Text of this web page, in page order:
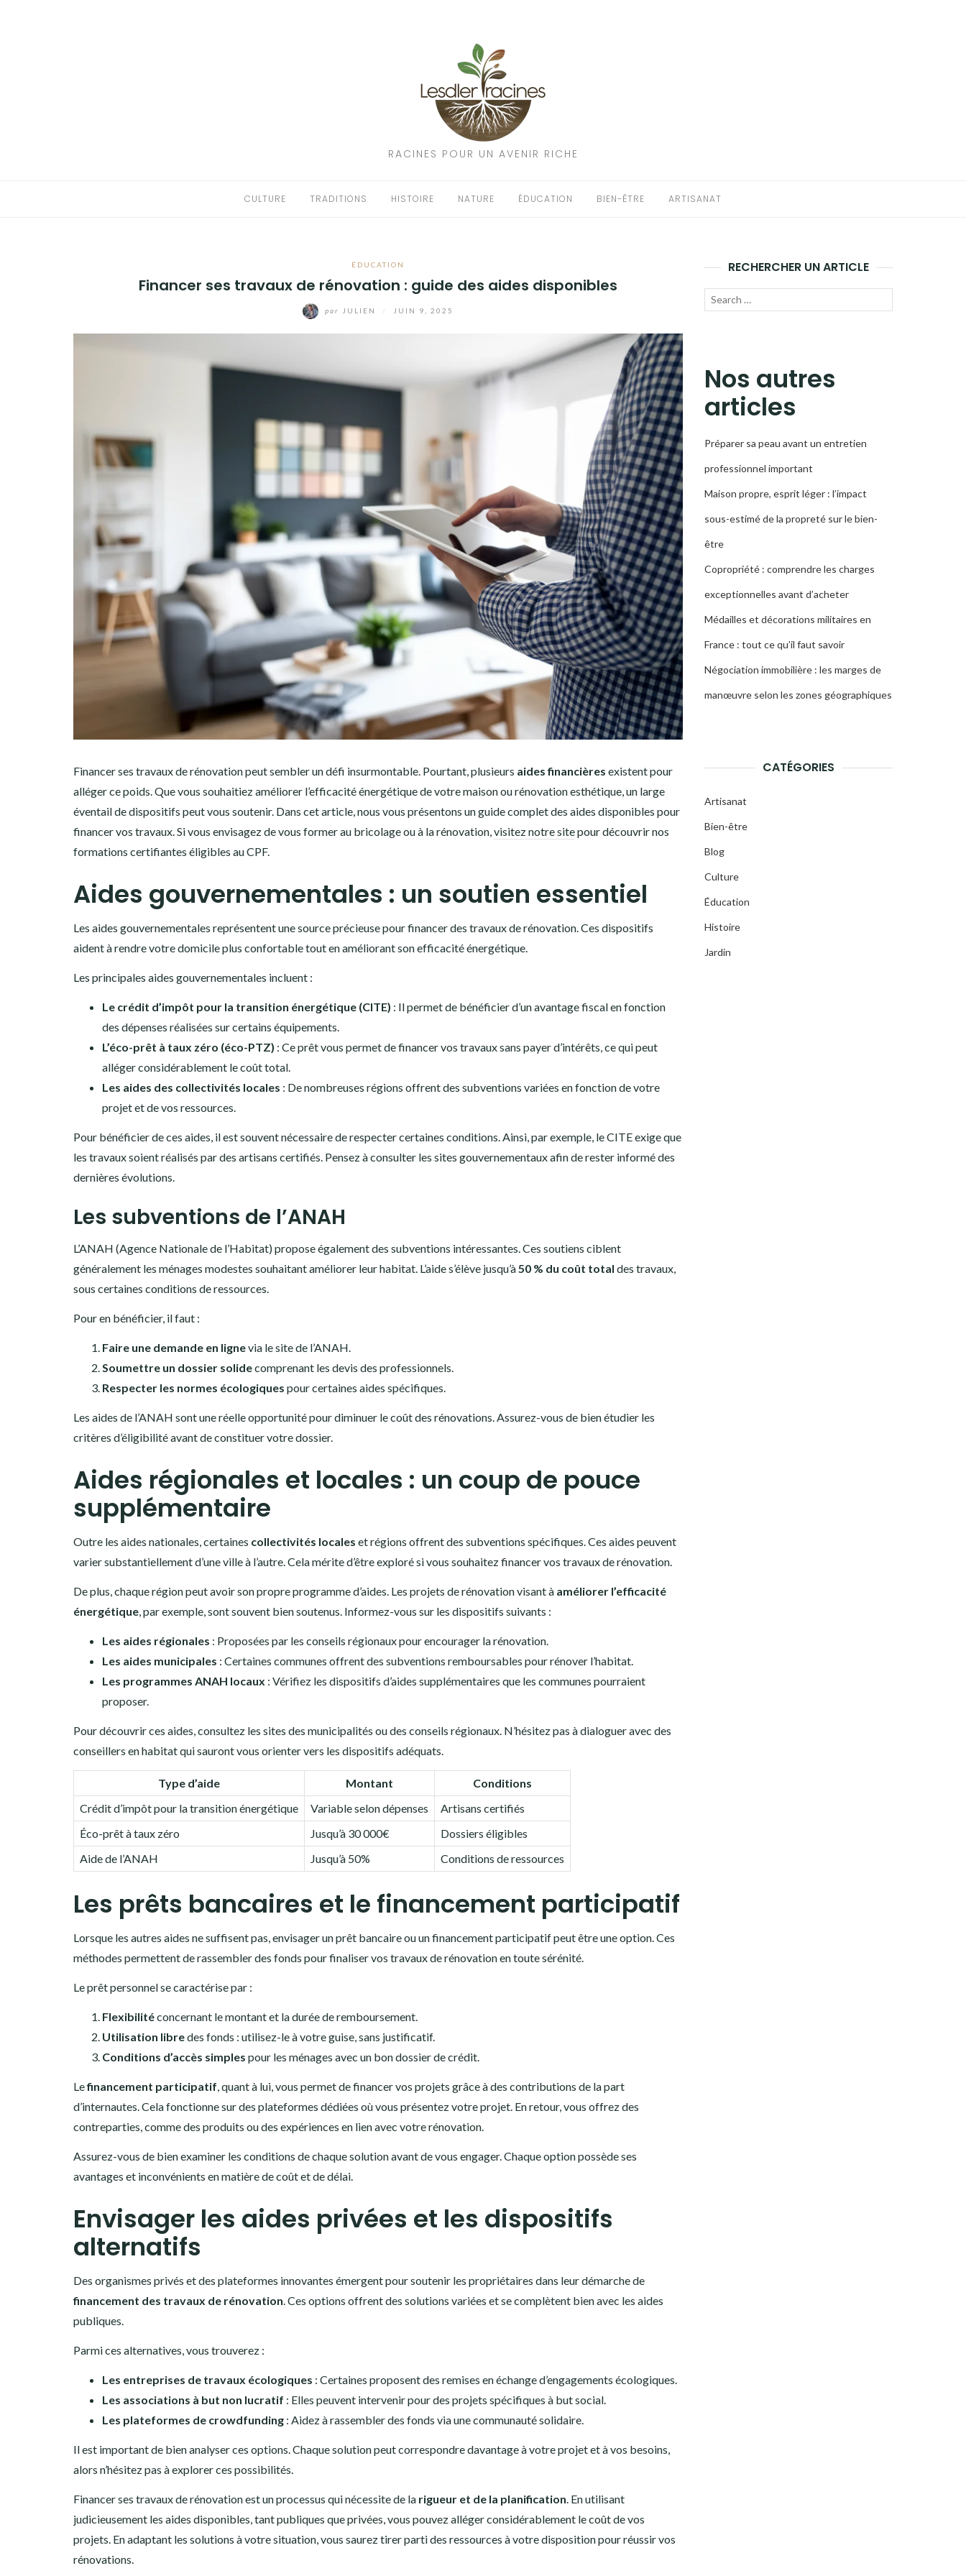
RACINES POUR UN AVENIR RICHE
CULTURE TRADITIONS HISTOIRE NATURE ÉDUCATION BIEN-ÊTRE ARTISANAT
ÉDUCATION
Financer ses travaux de rénovation : guide des aides disponibles
par JULIEN JUIN 9, 2025
Financer ses travaux de rénovation peut sembler un défi insurmontable. Pourtant, plusieurs aides financières existent pour
alléger ce poids. Que vous souhaitiez améliorer l’efficacité énergétique de votre maison ou rénovation esthétique, un large
éventail de dispositifs peut vous soutenir. Dans cet article, nous vous présentons un guide complet des aides disponibles pour
financer vos travaux. Si vous envisagez de vous former au bricolage ou à la rénovation,visitez notre sitepour découvrir nos
formations certifiantes éligibles au CPF.
Aides gouvernementales : un soutien essentiel
Les aides gouvernementales représentent une source précieuse pour financer des travaux de rénovation. Ces dispositifs
aident à rendre votre domicile plus confortable tout en améliorant son efficacité énergétique.
Les principales aides gouvernementales incluent :
Le crédit d’impôt pour la transition énergétique (CITE) : Il permet de bénéficier d’un avantage fiscal en fonction
des dépenses réalisées sur certains équipements.
L’éco-prêt à taux zéro (éco-PTZ) : Ce prêt vous permet de financer vos travaux sans payer d’intérêts, ce qui peut
alléger considérablement le coût total.
Les aides des collectivités locales : De nombreuses régions offrent des subventions variées en fonction de votre
projet et de vos ressources.
Pour bénéficier de ces aides, il est souvent nécessaire de respecter certaines conditions. Ainsi, par exemple, le CITE exige que
les travaux soient réalisés par des artisans certifiés. Pensez à consulter les sites gouvernementaux afin de rester informé des
dernières évolutions.
Les subventions de l’ANAH
L’ANAH (Agence Nationale de l’Habitat) propose également des subventions intéressantes. Ces soutiens ciblent
généralement les ménages modestes souhaitant améliorer leur habitat. L’aide s’élève jusqu’à50 % du coût total des travaux,
sous certaines conditions de ressources.
Pour en bénéficier, il faut :
Faire une demande en lignevia le site de l’ANAH.
Soumettre un dossier solidecomprenant les devis des professionnels.
Respecter les normes écologiques pour certaines aides spécifiques.
Les aides de l’ANAH sont une réelle opportunité pour diminuer le coût des rénovations. Assurez-vous de bien étudier les
critères d’éligibilité avant de constituer votre dossier.
Aides régionales et locales : un coup de pouce
supplémentaire
Outre les aides nationales, certaines collectivités locales et régions offrent des subventions spécifiques. Ces aides peuvent
varier substantiellement d’une ville à l’autre. Cela mérite d’être exploré si vous souhaitez financer vos travaux de rénovation.
De plus, chaque région peut avoir son propre programme d’aides. Les projets de rénovation visant à améliorer l’efficacité
énergétique, par exemple, sont souvent bien soutenus. Informez-vous sur les dispositifs suivants :
Les aides régionales : Proposées par les conseils régionaux pour encourager la rénovation.
Les aides municipales : Certaines communes offrent des subventions remboursables pour rénover l’habitat.
Les programmes ANAH locaux : Vérifiez les dispositifs d’aides supplémentaires que les communes pourraient
proposer.
Pour découvrir ces aides, consultez les sites des municipalités ou des conseils régionaux. N’hésitez pas à dialoguer avec des
conseillers en habitat qui sauront vous orienter vers les dispositifs adéquats.
Type d’aide Montant
Conditions
Crédit d’impôt pour la transition énergétique
Variable selon dépenses
Artisans certifiés
Éco-prêt à taux zéro
Jusqu’à 30 000€
Dossiers éligibles
Aide de l’ANAH
Jusqu’à 50% Conditions de ressources
Les prêts bancaires et le financement participatif
Lorsque les autres aides ne suffisent pas, envisager un prêt bancaire ou un financement participatif peut être une option. Ces
méthodes permettent de rassembler des fonds pour finaliser vos travaux de rénovation en toute sérénité.
Le prêt personnel se caractérise par :
Flexibilitéconcernant le montant et la durée de remboursement.
Utilisation libredes fonds : utilisez-le à votre guise, sans justificatif.
Conditions d’accès simples pour les ménages avec un bon dossier de crédit.
Lefinancement participatif, quant à lui, vous permet de financer vos projets grâce à des contributions de la part
d’internautes. Cela fonctionne sur des plateformes dédiées où vous présentez votre projet. En retour, vous offrez des
contreparties, comme des produits ou des expériences en lien avec votre rénovation.
Assurez-vous de bien examiner les conditions de chaque solution avant de vous engager. Chaque option possède ses
avantages et inconvénients en matière de coût et de délai.
Envisager les aides privées et les dispositifs
alternatifs
Des organismes privés et des plateformes innovantes émergent pour soutenir les propriétaires dans leur démarche de
financement des travaux de rénovation. Ces options offrent des solutions variées et se complètent bien avec les aides
publiques.
Parmi ces alternatives, vous trouverez :
Les entreprises de travaux écologiques : Certaines proposent des remises en échange d’engagements écologiques.
Les associations à but non lucratif : Elles peuvent intervenir pour des projets spécifiques à but social.
Les plateformes de crowdfunding : Aidez à rassembler des fonds via une communauté solidaire.
Il est important de bien analyser ces options. Chaque solution peut correspondre davantage à votre projet et à vos besoins,
alors n’hésitez pas à explorer ces possibilités.
Financer ses travaux de rénovation est un processus qui nécessite de la rigueur et de la planification. En utilisant
judicieusement les aides disponibles, tant publiques que privées, vous pouvez alléger considérablement le coût de vos
projets. En adaptant les solutions à votre situation, vous saurez tirer parti des ressources à votre disposition pour réussir vos
rénovations.
RECHERCHER UN ARTICLE
Recherche
Nos autres
articles
Préparer sa peau avant un entretien
professionnel important
Maison propre, esprit léger : l’impact
sous-estimé de la propreté sur le bien-
être
Copropriété : comprendre les charges
exceptionnelles avant d’acheter
Médailles et décorations militaires en
France : tout ce qu’il faut savoir
Négociation immobilière : les marges de
manœuvre selon les zones géographiques
CATÉGORIES
Artisanat
Bien-être
Blog
Culture
Éducation
Histoire
Jardin